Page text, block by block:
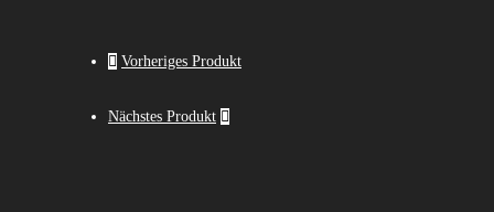
Vorheriges Produkt
Nächstes Produkt